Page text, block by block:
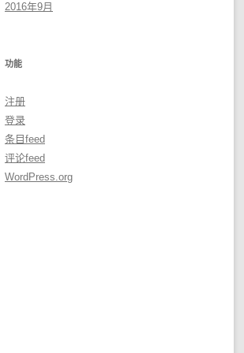
2016年9月
功能
注册
登录
条目feed
评论feed
WordPress.org